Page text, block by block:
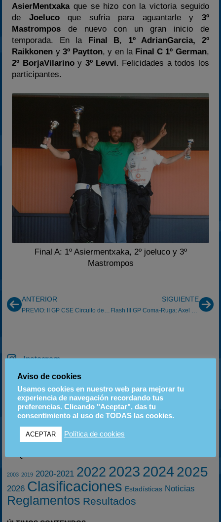
Estadísticas
Preguntas Frecuentes
AsierMentxakaque se hizo con la victoria seguido
de Joelucoque sufria para aguantarle y 3º
Mastrompos de nuevo con un gran inicio de
temporada. En la Final B, 1º AdrianGarcia, 2º
Raikkonen y 3º Paytton, y en laFinal C 1º German,
2º BorjaVilarinoy 3º Levvi. Felicidades a todos los
participantes.
Final A: 1º Asiermentxaka, 2º joeluco y 3º
Mastrompos
ANTERIOR SIGUIENTE
Instagram
PRÓXIMOS EVENTOS
06
SEP
20
SEP
18
OCT
2003 2019 2020-2021 2022 2023 20242025
2026 Clasificaciones Estadísticas Noticias
Reglamentos Resultados
Aviso de cookies
Usamos cookies en nuestro web para mejorar tu
experiencia de navegación recordando tus
preferencias. Clicando "Aceptar", das tu
consentimiento al uso de TODAS las cookies.
ACEPTAR Política de cookies